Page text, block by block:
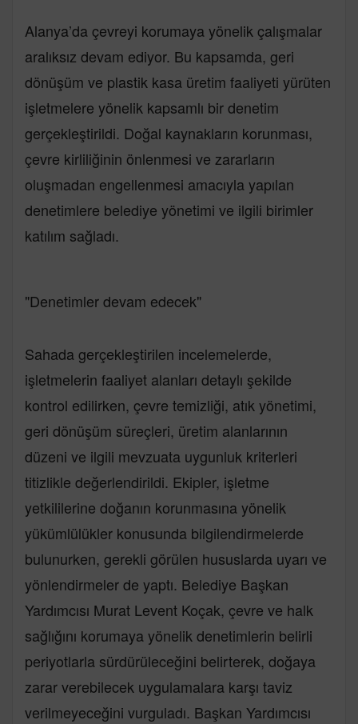
Alanya’da çevreyi korumaya yönelik çalışmalar
aralıksız devam ediyor. Bu kapsamda, geri
dönüşüm ve plastik kasa üretim faaliyeti yürüten
işletmelere yönelik kapsamlı bir denetim
gerçekleştirildi. Doğal kaynakların korunması,
çevre kirliliğinin önlenmesi ve zararların
oluşmadan engellenmesi amacıyla yapılan
denetimlere belediye yönetimi ve ilgili birimler
katılım sağladı.
"Denetimler devam edecek"
Sahada gerçekleştirilen incelemelerde,
işletmelerin faaliyet alanları detaylı şekilde
kontrol edilirken, çevre temizliği, atık yönetimi,
geri dönüşüm süreçleri, üretim alanlarının
düzeni ve ilgili mevzuata uygunluk kriterleri
titizlikle değerlendirildi. Ekipler, işletme
yetkililerine doğanın korunmasına yönelik
yükümlülükler konusunda bilgilendirmelerde
bulunurken, gerekli görülen hususlarda uyarı ve
yönlendirmeler de yaptı. Belediye Başkan
Yardımcısı Murat Levent Koçak, çevre ve halk
sağlığını korumaya yönelik denetimlerin belirli
periyotlarla sürdürüleceğini belirterek, doğaya
zarar verebilecek uygulamalara karşı taviz
verilmeyeceğini vurguladı. Başkan Yardımcısı